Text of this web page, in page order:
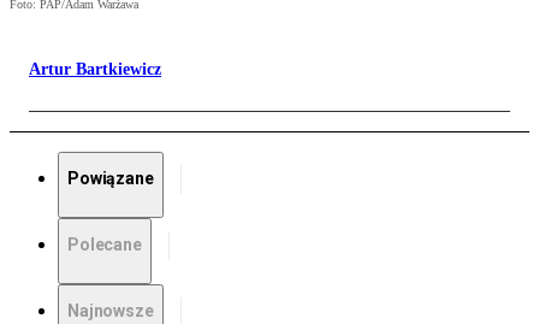
Foto: PAP/Adam Warżawa
Artur Bartkiewicz
Powiązane
Polecane
Najnowsze